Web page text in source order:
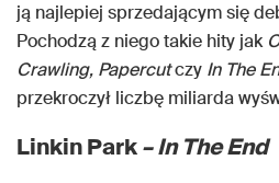
ją najlepiej sprzedającym się
Pochodzą z niego takie hity jak
Crawling, Papercutczy In The
przekroczył liczbę miliarda
Linkin Park– In The End